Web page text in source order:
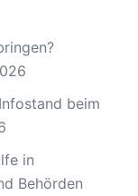
beim
in
Behörden